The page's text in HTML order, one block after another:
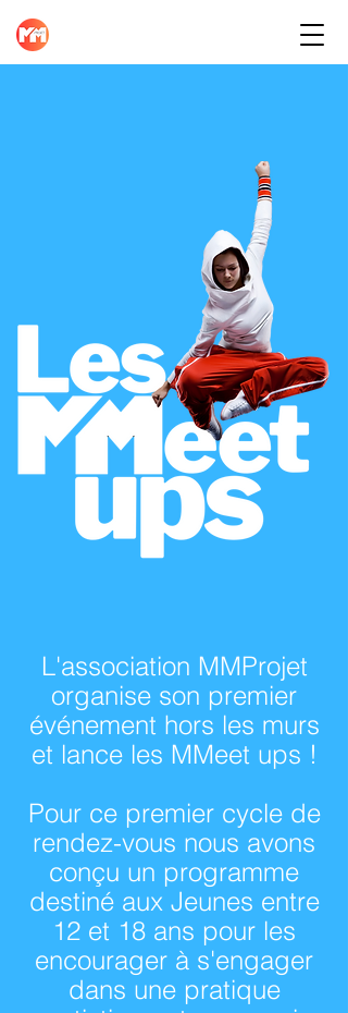
L'association MMProjet
organise son premier
événement hors les murs
et lance les MMeet ups !
Pour ce premier cycle de
rendez-vous nous avons
conçu un programme
destiné aux Jeunes entre
12 et 18 ans pour les
encourager à s'engager
dans une pratique